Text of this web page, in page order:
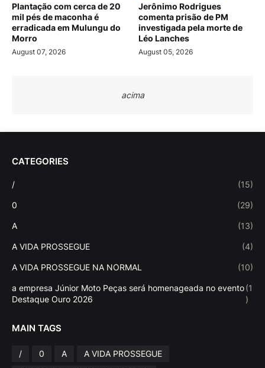
Plantação com cerca de 20
mil pés de maconha é
erradicada em Mulungu do
Morro
August 07, 2026
Jerônimo Rodrigues
comenta prisão de PM
investigada pela morte de
Léo Lanches
August 05, 2026
acima
CATEGORIES
/ (15)
0 (29)
A (13)
A VIDA PROSSEGUE (4)
A VIDA PROSSEGUE NA NORMAL (10)
a empresa Júnior Moto Peças será homenageada no evento
Destaque Ouro 2026
(1
)
MAIN TAGS
/ 0 A
A VIDA PROSSEGUE